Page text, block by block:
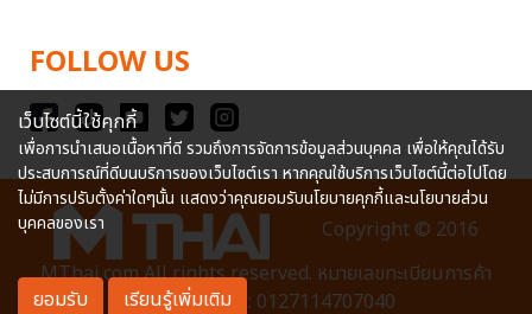
FOLLOW US
Copyright © 2016
MThai.com All rights reserved. หมายเลขทะเบียนการค้า
อิเล็กทรอนิกส์ : 0127114707040
เว็บไซต์นี้ใช้คุกกี้
เพื่อการนำเสนอเนื้อหาที่ดี รวมถึงการจัดการข้อมูลส่วนบุคคล เพื่อให้คุณได้รับ
ประสบการณ์ที่ดีบนบริการของเว็บไซต์เรา หากคุณใช้บริการเว็บไซต์นี้ต่อไปโดย
ไม่มีการปรับตั้งค่าใดๆนั้น แสดงว่าคุณยอมรับนโยบายคุกกี้และนโยบายส่วน
บุคคลของเรา
ยอมรับ เรียนรู้เพิ่มเติม